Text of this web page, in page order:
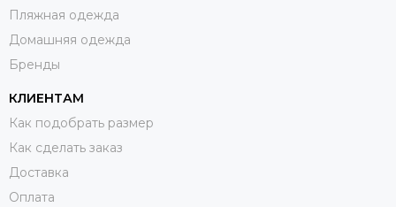
Пляжная одежда
Домашняя одежда
Бренды
КЛИЕНТАМ
Как подобрать размер
Как сделать заказ
Доставка
Оплата